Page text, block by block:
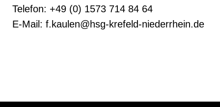
Telefon: +49 (0) 1573 714 84 64
E-Mail: f.kaulen@hsg-krefeld-niederrhein.de